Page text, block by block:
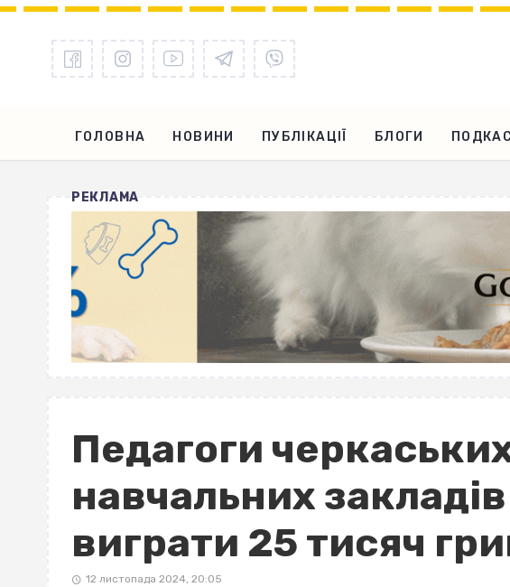
ГОЛОВНА НОВИНИ ПУБЛІКАЦІЇ БЛОГИ
РЕКЛАМА
Педагоги
навчальних
виграти 25 тисяч
12 листопада 2024, 20:05